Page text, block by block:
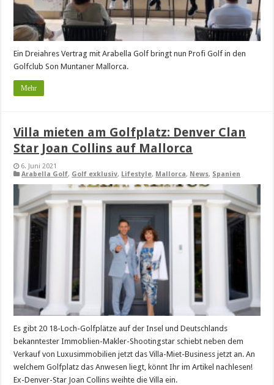
Ein Dreiahres Vertrag mit Arabella Golf bringt nun Profi Golf in den
Golfclub Son Muntaner Mallorca.
Mehr
Villa mieten am Golfplatz: Denver Clan
Star Joan Collins auf Mallorca
6. Juni 2021
Arabella Golf, Golf exklusiv, Lifestyle, Mallorca, News, Spanien
Es gibt 20 18-Loch-Golfplätze auf der Insel und Deutschlands
bekanntester Immoblien-Makler-Shootingstar schiebt neben dem
Verkauf von Luxusimmobilien jetzt das Villa-Miet-Business jetzt an. An
welchem Golfplatz das Anwesen liegt, könnt Ihr im Artikel nachlesen!
Ex-Denver-Star Joan Collins weihte die Villa ein.